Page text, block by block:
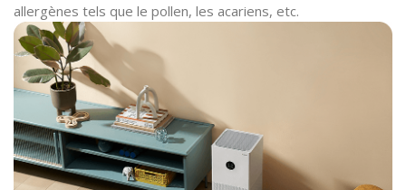
allergènes tels que le pollen, les acariens, etc.